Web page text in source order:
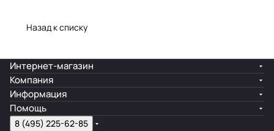
Назад к списку
Интернет-магазин
Компания
Информация
Помощь
8 (495) 225-62-85